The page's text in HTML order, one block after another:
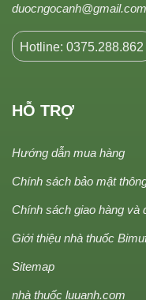
duocngocanh@gmail.com
Hotline: 0375.288.862
HỖ TRỢ
Hướng dẫn mua hàng
Chính sách bảo mật
Chính sách giao hàng và
Giới thiệu nhà thuốc
Sitemap
nhà thuốc luuanh.com